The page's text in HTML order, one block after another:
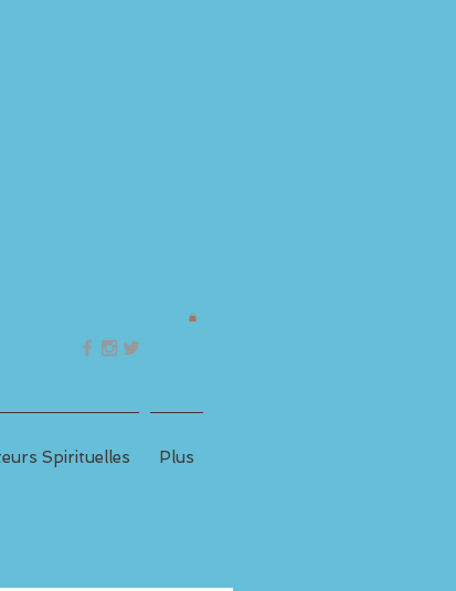
Spirituelles Plus